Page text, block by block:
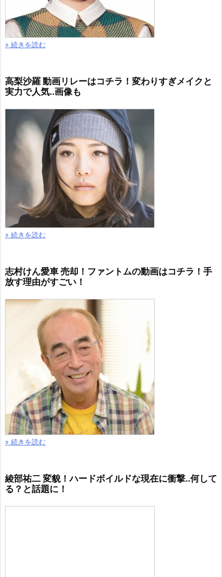
» 続きを読む
高梨沙羅 動画リレーはコチラ！変わりすぎメイクと
実力で人気..画像も
» 続きを読む
志村けん愛車 売却！ファントムの動画はコチラ！手
放す理由がすごい！
» 続きを読む
綾部祐二 変貌！ハードボイルドな現在に衝撃..何して
る？と話題に！